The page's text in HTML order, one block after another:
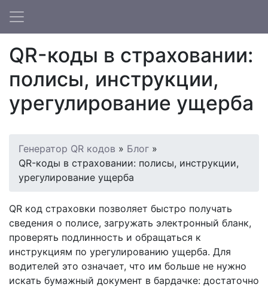
QR-коды в страховании:
полисы, инструкции,
урегулирование ущерба
Генератор QR кодов » Блог »
QR-коды в страховании: полисы, инструкции,
урегулирование ущерба
QR код страховки позволяет быстро получать
сведения о полисе, загружать электронный бланк,
проверять подлинность и обращаться к
инструкциям по урегулированию ущерба. Для
водителей это означает, что им больше не нужно
искать бумажный документ в бардачке: достаточно